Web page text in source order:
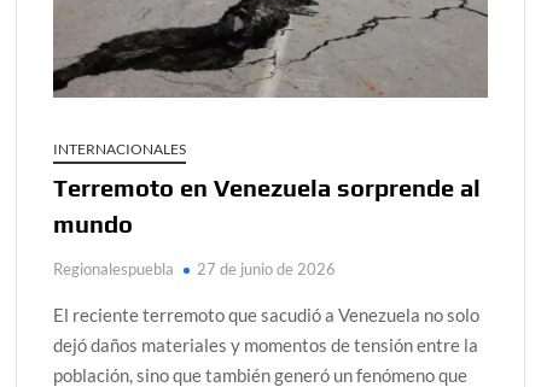
INTERNACIONALES
Terremoto en Venezuela sorprende al
mundo
Regionalespuebla 27 de junio de 2026
El reciente terremoto que sacudió a Venezuela no solo
dejó daños materiales y momentos de tensión entre la
población, sino que también generó un fenómeno que